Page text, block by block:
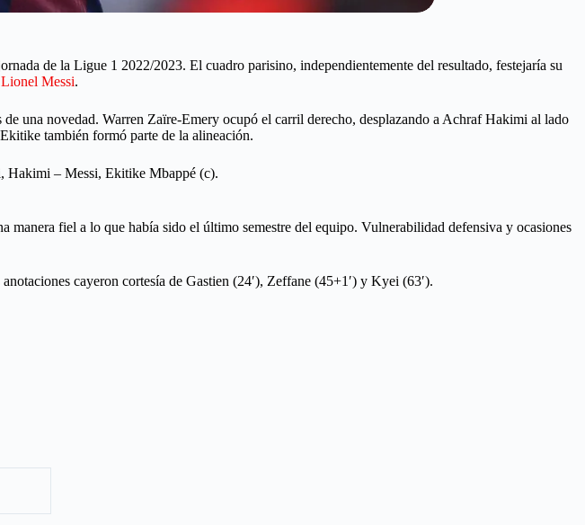
de la Ligue 1 2022/2023. El cuadro parisino, independientemente del resultado, festejaría su
Lionel Messi.
una novedad. Warren Zaïre-Emery ocupó el carril derecho, desplazando a Achraf Hakimi al lado
también formó parte de la alineación.
Hakimi – Messi, Ekitike Mbappé (c).
fiel a lo que había sido el último semestre del equipo. Vulnerabilidad defensiva y ocasiones
cayeron cortesía de Gastien (24′), Zeffane (45+1′) y Kyei (63′).